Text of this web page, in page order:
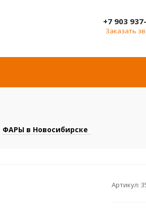
+7 903
Заказать
ФАРЫ в Новосибирске
Артикул: